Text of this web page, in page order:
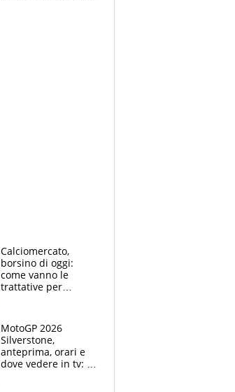
Calciomercato,
borsino di oggi:
come vanno le
trattative per
e Nusa
MotoGP 2026
Silverstone,
anteprima, orari e
dove vedere in tv: il